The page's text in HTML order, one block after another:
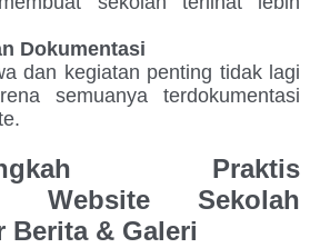
Dokumentasi
dan kegiatan penting tidak lagi
semuanya terdokumentasi
Langkah Praktis
Website Sekolah
Berita & Galeri